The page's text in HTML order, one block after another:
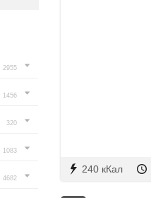
2955
1456
320
1083
4682
240 кКал